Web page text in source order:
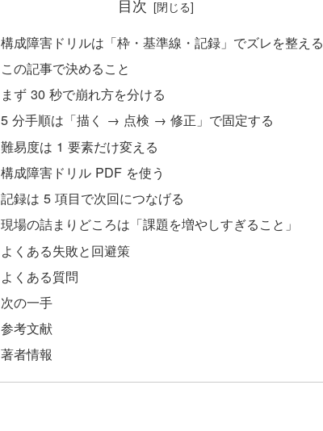
目次
構成障害ドリルは「枠・基準線・記録」でズレを整える
この記事で決めること
まず 30 秒で崩れ方を分ける
5 分手順は「描く → 点検 → 修正」で固定する
難易度は 1 要素だけ変える
構成障害ドリル PDF を使う
記録は 5 項目で次回につなげる
現場の詰まりどころは「課題を増やしすぎること」
よくある失敗と回避策
よくある質問
次の一手
参考文献
著者情報